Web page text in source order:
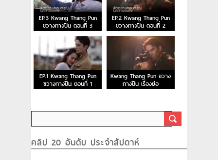
EP.3 Kwang Thang Pun
ขวางทางปืน ตอนที่ 3
EP.2 Kwang Thang Pun
ขวางทางปืน ตอนที่ 2
EP.1 Kwang Thang Pun
ขวางทางปืน ตอนที่ 1
Kwang Thang Pun ขวาง
ทางปืน เรื่องย่อ
คลิป 20 อันดับ ประจำสัปดาห์